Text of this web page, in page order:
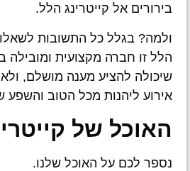
בירורים אל קייטרינג הלל.
ולמה? בגלל כל התשובות
הלל זו חברה מקצועית ומובילה
שיכולה להציע מענה מושלם,
אירוע ליהנות מכל הטוב והשפע
האוכל של
נספר לכם על האוכל שלנו.